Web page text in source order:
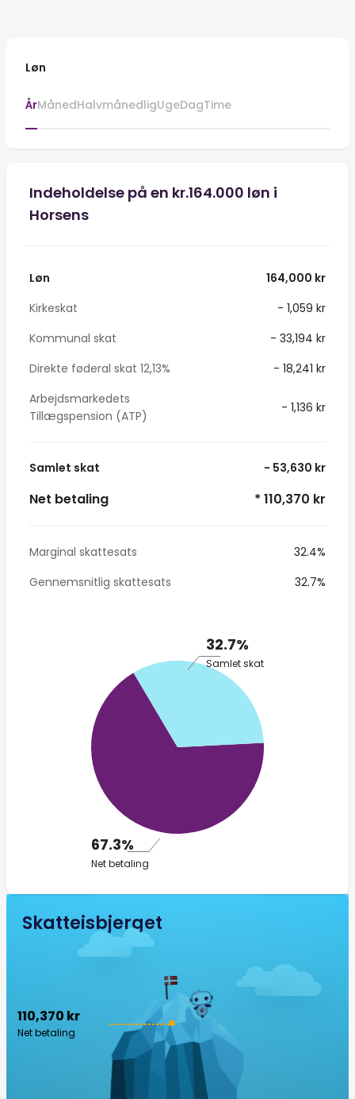
Løn
ÅrMånedHalvmånedligUgeDagTime
Indeholdelse på en kr.164.000 løn i
Horsens
Løn
164,000 kr
Kirkeskat
- 1,059 kr
Kommunal skat
- 33,194 kr
Direkte føderal skat 12,13%
- 18,241 kr
Arbejdsmarkedets
Tillægspension (ATP)
- 1,136 kr
Samlet skat - 53,630 kr
Net betaling * 110,370 kr
Marginal skattesats
32.4%
Gennemsnitlig skattesats
32.7%
32.7%
Samlet skat
67.3%
Net betaling
Skatteisbjerget
110,370 kr
Net betaling